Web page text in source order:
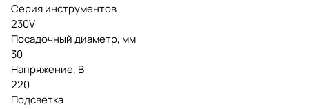
Серия инструментов
230V
Посадочный диаметр, мм
30
Напряжение, В
220
Подсветка